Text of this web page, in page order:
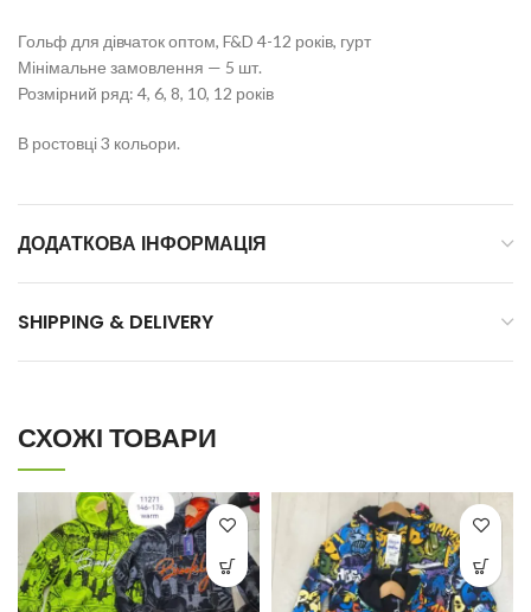
Гольф для дівчаток оптом, F&D 4-12 років, гурт
Мінімальне замовлення — 5 шт.
Розмірний ряд: 4, 6, 8, 10, 12 років
В ростовці 3 кольори.
ДОДАТКОВА ІНФОРМАЦІЯ
SHIPPING & DELIVERY
СХОЖІ ТОВАРИ